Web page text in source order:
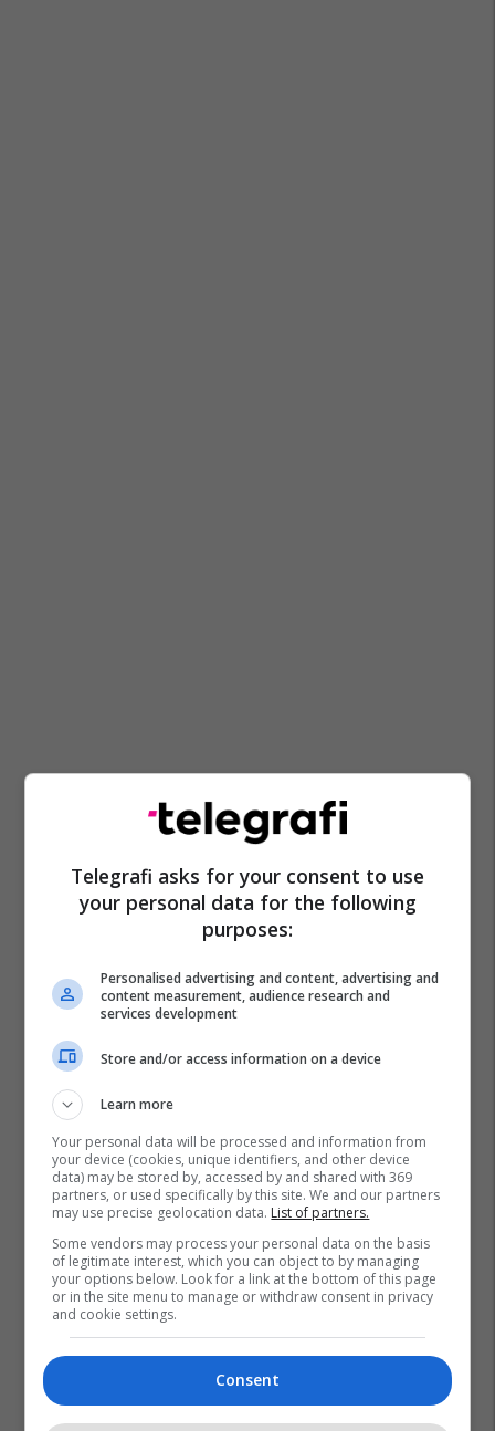
Gjermania Kriza Në Ukrainë Polonia
Telegrafi asks for your consent to use
your personal data for the following
purposes:
Personalised advertising and content, advertising and
content measurement, audience research and
services development
Store and/or access information on a device
Learn more
Your personal data will be processed and information from
your device (cookies, unique identifiers, and other device
data) may be stored by, accessed by and shared with 369
partners, or used specifically by this site. We and our partners
may use precise geolocation data. List of partners.
Some vendors may process your personal data on the basis
of legitimate interest, which you can object to by managing
your options below. Look for a link at the bottom of this page
or in the site menu to manage or withdraw consent in privacy
and cookie settings.
Consent